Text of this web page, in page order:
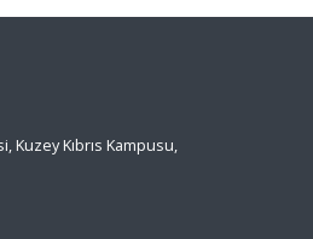
Kuzey Kıbrıs Kampusu,